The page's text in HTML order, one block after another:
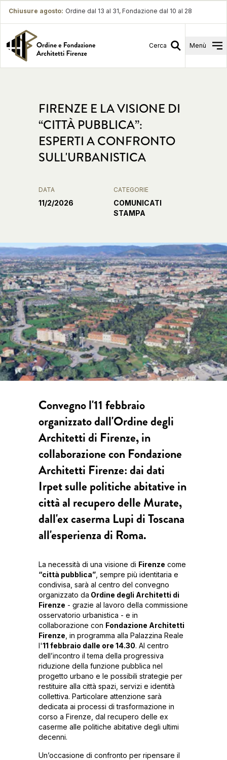
Chiusure agosto: Ordine dal 13 al 31, Fondazione dal 10 al 28
Cerca Menù
FIRENZE E LA VISIONE DI
“CITTÀ PUBBLICA”:
ESPERTI A CONFRONTO
SULL'URBANISTICA
DATA
11/2/2026
CATEGORIE
COMUNICATI
STAMPA
Convegno l'11 febbraio
organizzato dall'Ordine degli
Architetti di Firenze, in
collaborazione con Fondazione
Architetti Firenze: dai dati
Irpet sulle politiche abitative in
città al recupero delle Murate,
dall'ex caserma Lupi di Toscana
all'esperienza di Roma.
La necessità di una visione di Firenze come
“città pubblica” , sempre più identitaria e
condivisa, sarà al centro del convegno
organizzato da Ordine degli Architetti di
Firenze - grazie al lavoro della commissione
osservatorio urbanistica - e in
collaborazione con Fondazione Architetti
Firenze , in programma alla Palazzina Reale
l'11 febbraio dalle ore 14.30. Al centro
dell’incontro il tema della progressiva
riduzione della funzione pubblica nel
progetto urbano e le possibili strategie per
restituire alla città spazi, servizi e identità
collettiva. Particolare attenzione sarà
dedicata ai processi di trasformazione in
corso a Firenze, dal recupero delle ex
caserme alle politiche abitative degli ultimi
decenni.
Un’occasione di confronto per ripensare il